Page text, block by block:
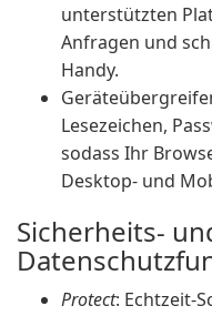
unterstützten
Anfragen und
Handy.
Lesezeichen,
sodass Ihr
Desktop- und
Sicherheits-
Protect: Echtzeit-